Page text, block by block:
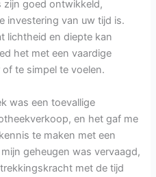
zijn goed ontwikkeld,
investering van uw tijd is.
lichtheid en diepte kan
het met een vaardige
te simpel te voelen.
was een toevallige
en het gaf me
te maken met een
geheugen was vervaagd,
met de tijd